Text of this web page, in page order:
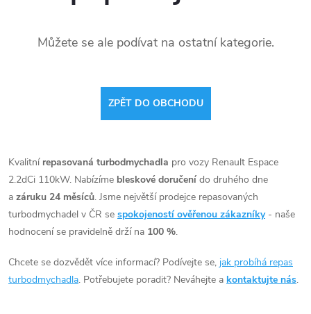
Můžete se ale podívat na ostatní kategorie.
ZPĚT DO OBCHODU
Kvalitní repasovaná turbodmychadla pro vozy Renault Espace
2.2dCi 110kW. Nabízíme bleskové doručení do druhého dne
a záruku 24 měsíců. Jsme největší prodejce repasovaných
turbodmychadel v ČR se spokojeností ověřenou zákazníky - naše
hodnocení se pravidelně drží na 100 %.
Chcete se dozvědět více informací? Podívejte se, jak probíhá repas
turbodmychadla. Potřebujete poradit? Neváhejte a kontaktujte nás.